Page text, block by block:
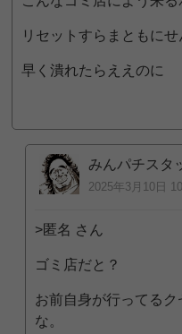
リセットすらまともに
早く潰れたらええのに
みんパチスタ
2025年3月10日
>匿名 さん
ゴミ店だと？
お前自身が行ってる
な。